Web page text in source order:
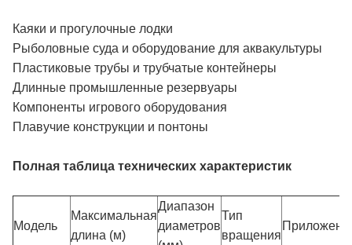
Каяки и прогулочные лодки
Рыболовные суда и оборудование для аквакультуры
Пластиковые трубы и трубчатые контейнеры
Длинные промышленные резервуары
Компоненты игрового оборудования
Плавучие конструкции и понтоны
Полная таблица технических характеристик
Модель
Максимальная
длина (м)
Диапазон
диаметров
Тип
вращения